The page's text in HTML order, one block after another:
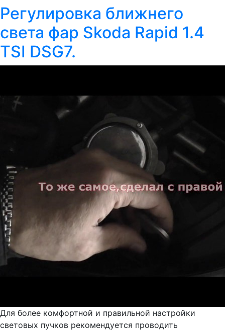
Регулировка ближнего
света фар Skoda Rapid 1.4
TSI DSG7.
Для более комфортной и правильной настройки
световых пучков рекомендуется проводить